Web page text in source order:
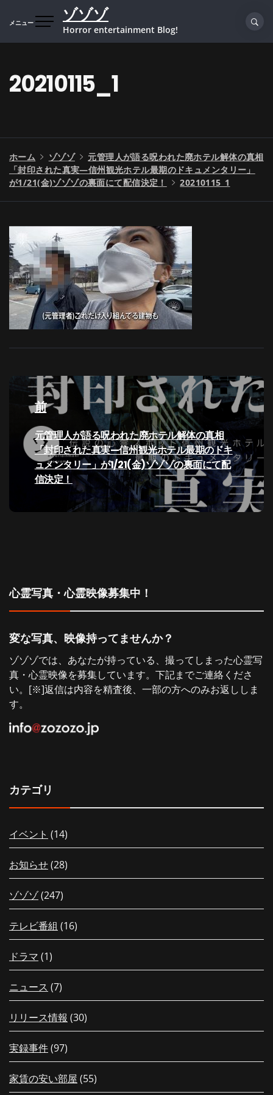
プ
メニュー ゾゾゾ
Horror entertainment Blog!
20210115_1
ホーム ゾゾゾ
元管理人が語る呪われた廃ホテル解体の真相
「封印された真実—信州観光ホテル最期のドキュメンタリー」
が1/21(金)ゾゾゾの裏面にて配信決定！
20210115_1
投
ナ
ビ
ン
前
過
去
の
投
元管理人が語る呪われた廃ホテル解体の真相
「封印された真実—信州観光ホテル最期のドキ
ュメンタリー」が1/21(金)ゾゾゾの裏面にて配
信決定！
心霊写真・心霊映像募集中！
変な写真、映像持ってませんか？
ゾゾゾでは、あなたが持っている、撮ってしまった心霊写
真・心霊映像を募集しています。下記までご連絡くださ
い。[※]返信は内容を精査後、一部の方へのみお返ししま
す。
カテゴリ
イベント (14)
お知らせ(28)
ゾゾゾ(247)
テレビ番組 (16)
ドラマ (1)
ニュース (7)
リリース情報 (30)
実録事件(97)
家賃の安い部屋 (55)